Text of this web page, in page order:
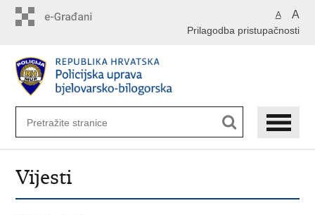
A A
Prilagodba pristupačnosti
Vijesti